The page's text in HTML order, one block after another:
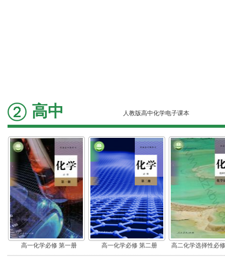
高中 人教版高中化学电子课本
高一化学必修 第一册 高一化学必修 第二册
高二化学选择性必
应原理